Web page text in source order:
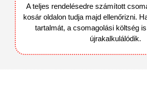
A teljes rendelésedre számított
kosár oldalon tudja majd ellenőrizni.
tartalmát, a csomagolási költség
újrakalkulálódik.